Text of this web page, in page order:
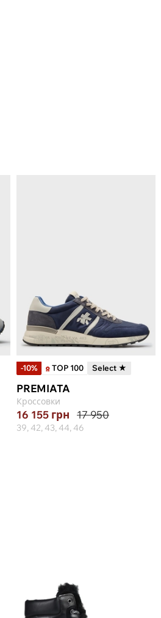
-10% TOP 100 Select ★
PREMIATA
Кроссовки
16 155 грн 17 950
39, 42, 43, 44, 46